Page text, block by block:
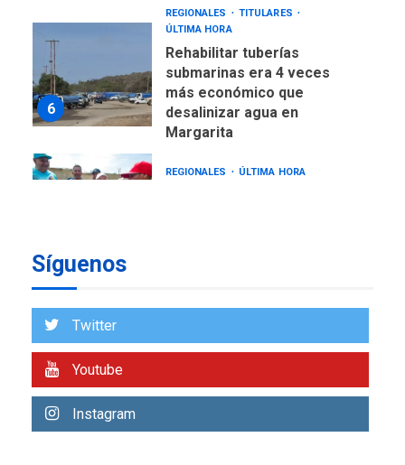
6
REGIONALES
TITULARES
ÚLTIMA HORA
Rehabilitar tuberías
submarinas era 4 veces
más económico que
desalinizar agua en
Margarita
REGIONALES ÚLTIMA HORA
1
estados afectados por los
Síguenos
Twitter
Youtube
Instagram